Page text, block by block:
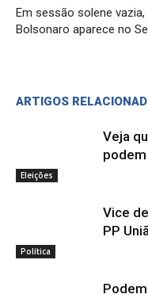
Em sessão solene vazia,
Bolsonaro aparece no
ARTIGOS
Eleições
Veja
Política
Vice
PP